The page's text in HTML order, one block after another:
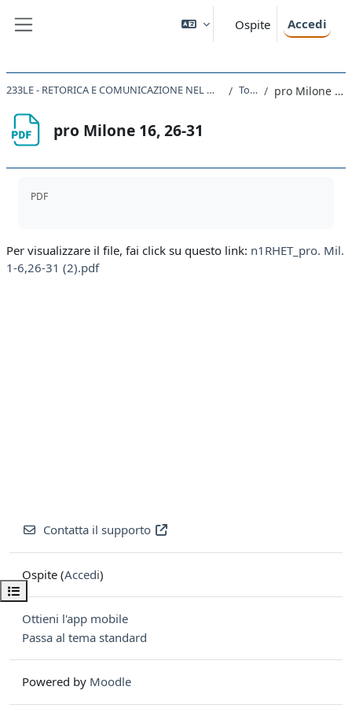
Ospite Accedi
Apri indice del corso
233LE - RETORICA E COMUNICAZIONE NEL MONDO ROMANO 2022 Topic 8 pro Milone 16, 26-31
pro Milone 16, 26-31
PDF
Per visualizzare il file, fai click su questo link: n1RHET_pro. Mil.
1-6,26-31 (2).pdf
Contatta il supporto
Ospite (Accedi)
Ottieni l'app mobile
Passa al tema standard
Powered by Moodle